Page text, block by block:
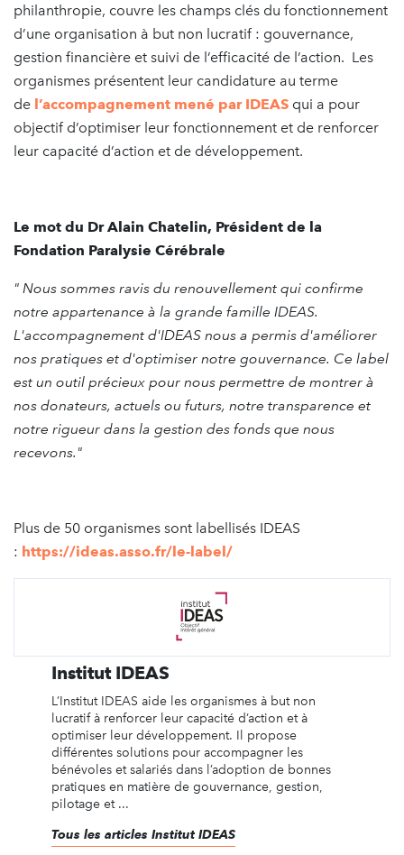
philanthropie, couvre les champs clés du fonctionnement
d’une organisation à but non lucratif : gouvernance,
gestion financière et suivi de l’efficacité de l’action. Les
organismes présentent leur candidature au terme
de l’accompagnement mené par IDEAS qui a pour
objectif d’optimiser leur fonctionnement et de renforcer
leur capacité d’action et de développement.
Le mot du Dr Alain Chatelin, Président de la
Fondation Paralysie Cérébrale
" Nous sommes ravis du renouvellement qui confirme
notre appartenance à la grande famille IDEAS.
L'accompagnement d'IDEAS nous a permis d'améliorer
nos pratiques et d'optimiser notre gouvernance. Ce label
est un outil précieux pour nous permettre de montrer à
nos donateurs, actuels ou futurs, notre transparence et
notre rigueur dans la gestion des fonds que nous
recevons."
Plus de 50 organismes sont labellisés IDEAS
: https://ideas.asso.fr/le-label/
Institut IDEAS
L’Institut IDEAS aide les organismes à but non
lucratif à renforcer leur capacité d’action et à
optimiser leur développement. Il propose
différentes solutions pour accompagner les
bénévoles et salariés dans l’adoption de bonnes
pratiques en matière de gouvernance, gestion,
pilotage et ...
Tous les articles Institut IDEAS